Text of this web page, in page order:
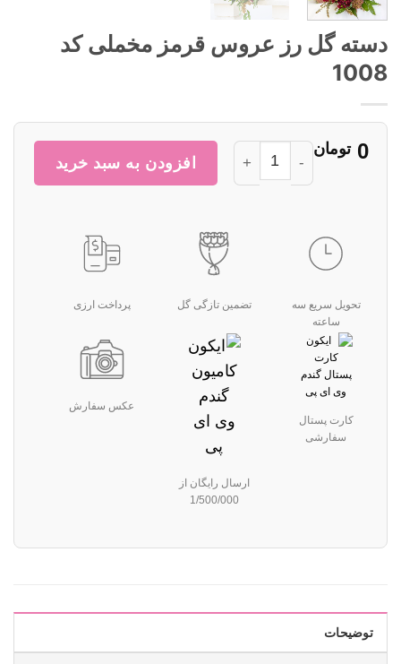
دسته گل رز عروس قرمز مخملی کد
1008
0 تومان
افزودن به سبد خرید
تحویل سریع سه
ساعته
تضمین تازگی گل پرداخت ارزی
کارت پستال
سفارشی
ارسال رایگان از
1/500/000
عکس سفارش
توضیحات